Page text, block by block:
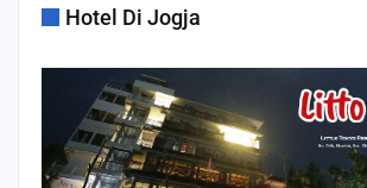
Hotel Di Jogja